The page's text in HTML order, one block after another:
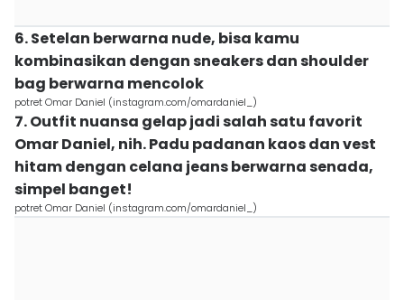
6. Setelan berwarna nude, bisa kamu
kombinasikan dengan sneakers dan shoulder
bag berwarna mencolok
potret Omar Daniel (instagram.com/omardaniel_)
7. Outfit nuansa gelap jadi salah satu favorit
Omar Daniel, nih. Padu padanan kaos dan vest
hitam dengan celana jeans berwarna senada,
simpel banget!
potret Omar Daniel (instagram.com/omardaniel_)